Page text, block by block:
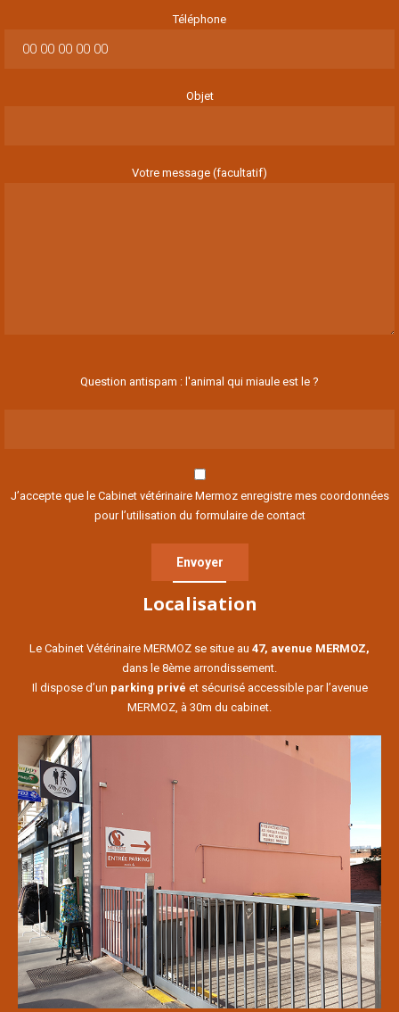
Téléphone
Objet
Votre message (facultatif)
Question antispam : l'animal qui miaule est le ?
J’accepte que le Cabinet vétérinaire Mermoz enregistre mes coordonnées
pour l’utilisation du formulaire de contact
Localisation
Le Cabinet Vétérinaire MERMOZ se situe au 47, avenue MERMOZ,
dans le 8ème arrondissement.
Il dispose d’un parking privé et sécurisé accessible par l’avenue
MERMOZ, à 30m du cabinet.